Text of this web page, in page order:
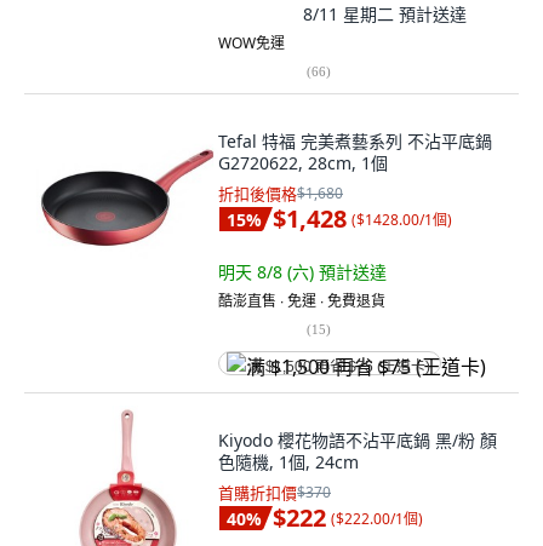
8/11 星期二 預計送達
WOW免運
(66)
Tefal 特福 完美煮藝系列 不沾平底鍋
G2720622, 28cm, 1個
折扣後價格$1,680
15% $1,428 ($1428.00/1個)
明天 8/8 (六) 預計送達
酷澎直售 ∙ 免運 ∙ 免費退貨
(15)
满 $1,500 再省 $75 (王道卡)
Kiyodo 櫻花物語不沾平底鍋 黑/粉 顏
色隨機, 1個, 24cm
首購折扣價$370
40% $222 ($222.00/1個)